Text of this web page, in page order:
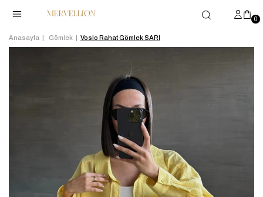
0
Anasayfa Gömlek Voslo Rahat Gömlek SARI